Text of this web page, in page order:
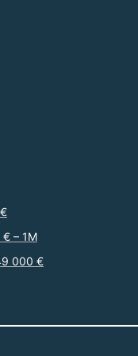
– 1M
000 €